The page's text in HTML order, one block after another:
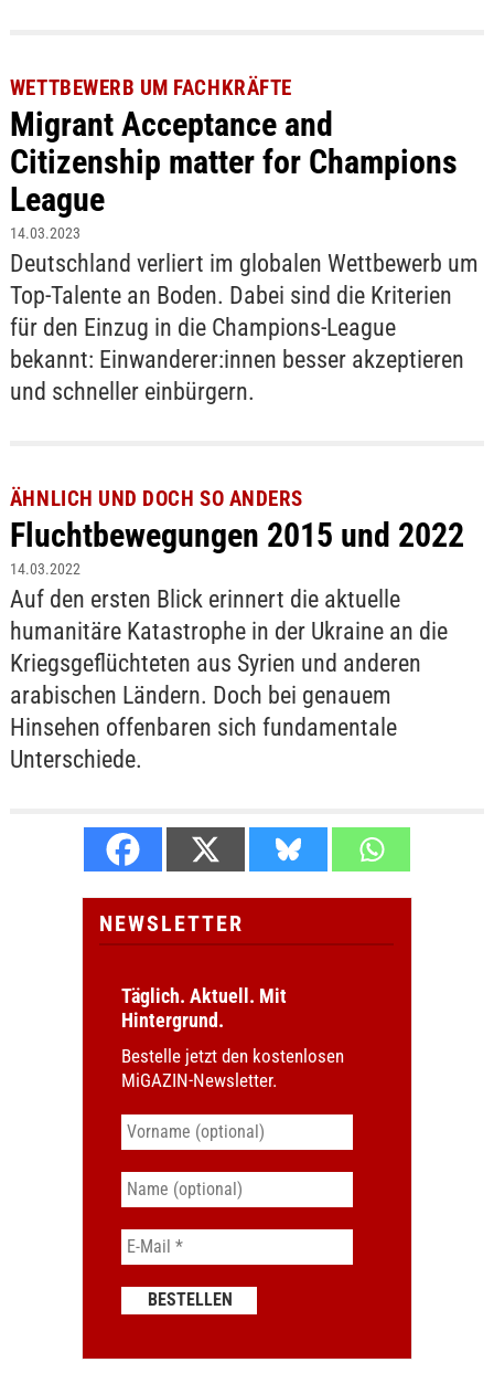
WETTBEWERB UM FACHKRÄFTE
Migrant Acceptance and
Citizenship matter for Champions
League
14.03.2023
Deutschland verliert im globalen Wettbewerb um
Top-Talente an Boden. Dabei sind die Kriterien
für den Einzug in die Champions-League
bekannt: Einwanderer:innen besser akzeptieren
und schneller einbürgern.
ÄHNLICH UND DOCH SO ANDERS
Fluchtbewegungen 2015 und 2022
14.03.2022
Auf den ersten Blick erinnert die aktuelle
humanitäre Katastrophe in der Ukraine an die
Kriegsgeflüchteten aus Syrien und anderen
arabischen Ländern. Doch bei genauem
Hinsehen offenbaren sich fundamentale
Unterschiede.
NEWSLETTER
Täglich. Aktuell. Mit
Hintergrund.
Bestelle jetzt den kostenlosen
MiGAZIN-Newsletter.